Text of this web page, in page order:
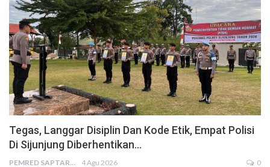
Tegas, Langgar Disiplin Dan Kode Etik, Empat Polisi
Di Sijunjung Diberhentikan…
PEMRED SAPTARIUS 4 Agu 2026 0